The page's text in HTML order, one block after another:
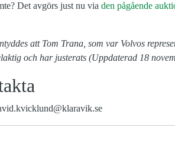
Det avgörs just nu via den pågående
att Tom Trana, som var Volvos
och har justerats (Uppdaterad 18